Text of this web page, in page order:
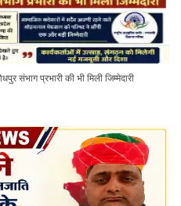
संभाग प्रभारी की भी मिली जिम्मेदारी